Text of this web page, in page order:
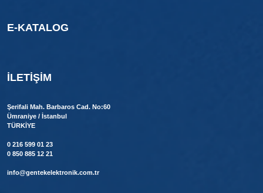
E-KATALOG
İLETIŞIM
Şerifali Mah. Barbaros Cad. No:60
Ümraniye / İstanbul
TÜRKİYE
0 216 599 01 23
0 850 885 12 21
info@gentekelektronik.com.tr